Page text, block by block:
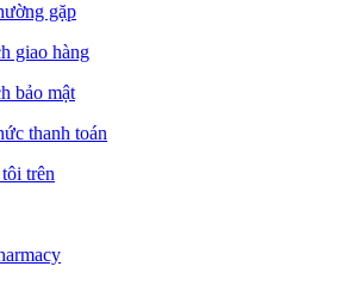
gặp
giao hàng
bảo mật
thanh toán
trên